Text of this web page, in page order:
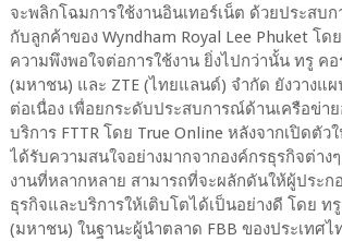
จะพลิกโฉมการใช้งานอินเทอร์เน็ต ด้วยประสบ
กับลูกค้าของ Wyndham Royal Lee Phuket โด
ความพึงพอใจต่อการใช้งาน ยิ่งไปกว่านั้น ทรู ค
(มหาชน) และ ZTE (ไทยแลนด์) จำกัด ยังวางแ
ต่อเนื่อง เพื่อยกระดับประสบการณ์ด้านเครือข่า
บริการ FTTR โดย True Online หลังจากเปิดตัว
ได้รับความสนใจอย่างมากจากองค์กรธุรกิจต่าง
งานที่หลากหลาย สามารถที่จะผลักดันให้ผู้ประก
ธุรกิจและบริการให้เติบโตได้เป็นอย่างดี โดย ท
(มหาชน) ในฐานะผู้นำตลาด FBB ของประเทศไ